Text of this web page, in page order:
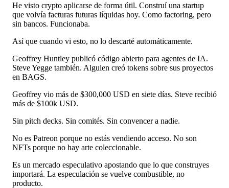
He visto crypto aplicarse de forma útil. Construí una startup
que volvía facturas futuras líquidas hoy. Como factoring, pero
sin bancos. Funcionaba.
Así que cuando vi esto, no lo descarté automáticamente.
Geoffrey Huntley publicó código abierto para agentes de IA.
Steve Yegge también. Alguien creó tokens sobre sus proyectos
en BAGS.
Geoffrey vio más de $300,000 USD en siete días. Steve recibió
más de $100k USD.
Sin pitch decks. Sin comités. Sin convencer a nadie.
No es Patreon porque no estás vendiendo acceso. No son
NFTs porque no hay arte coleccionable.
Es un mercado especulativo apostando que lo que construyes
importará. La especulación se vuelve combustible, no
producto.